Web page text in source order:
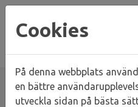
Cookies
På denna webbplats
en bättre
utveckla sidan på bästa